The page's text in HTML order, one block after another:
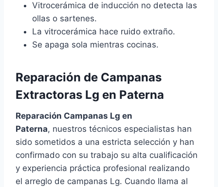
Vitrocerámica de inducción no detecta las
ollas o sartenes.
La vitrocerámica hace ruido extraño.
Se apaga sola mientras cocinas.
Reparación de Campanas
Extractoras Lg en Paterna
Reparación Campanas Lg en
Paterna, nuestros técnicos especialistas han
sido sometidos a una estricta selección y han
confirmado con su trabajo su alta cualificación
y experiencia práctica profesional realizando
el arreglo de campanas Lg. Cuando llama al